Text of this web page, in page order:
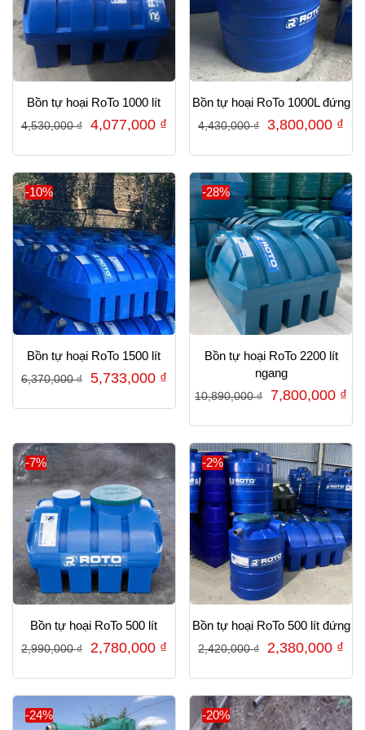
Bồn tự hoại RoTo 1000 lít
4,530,000₫
Giá
là:
4,530,000 ₫.
4,077,000 ₫Giá
tại
là:
4,077,000 ₫.
Bồn tự hoại RoTo 1000L đứng
4,430,000₫
Giá
là:
4,430,000 ₫.
3,800,000 ₫
tại
là:
-10%
Bồn tự hoại RoTo 1500 lít
6,370,000₫
Giá
6,370,000 ₫.
5,733,000 ₫Giá
là:
5,733,000 ₫.
-28%
Bồn tự hoại RoTo 2200 lít
ngang
10,890,000₫
Giá
là:
10,890,000 ₫.
7,800,000 ₫
tại
là:
-7%
Bồn tự hoại RoTo 500 lít
2,990,000₫
Giá
là:
2,990,000 ₫.
2,780,000 ₫Giá
tại
là:
-2%
Bồn tự hoại RoTo 500 lít đứng
2,420,000₫
Giá
là:
2,420,000 ₫.
2,380,000 ₫
tại
là:
-24% -20%